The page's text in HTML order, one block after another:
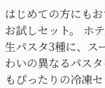
はじめての方にも
お試しセット。 ホ
生パスタ3種に、ス
わいの異なるパス
もぴったりの冷凍セ